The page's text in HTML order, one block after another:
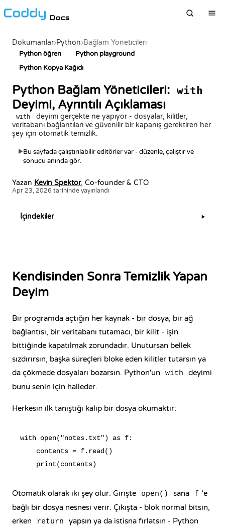
Docs
Dokümanlar›Python›Bağlam Yöneticileri
Python öğren
Python playground
Python Kopya Kağıdı
Python Bağlam Yöneticileri: with
Deyimi, Ayrıntılı Açıklaması
with
deyimi gerçekte ne yapıyor - dosyalar, kilitler,
veritabanı bağlantıları ve güvenilir bir kapanış gerektiren her
şey için otomatik temizlik.
▶Bu sayfada çalıştırılabilir editörler var - düzenle, çalıştır ve
sonucu anında gör.
Yazan Kevin Spektor, Co-founder & CTO
Apr 23, 2026 tarihinde yayınlandı
Kendisinden Sonra Temizlik Yapan
Deyim
Bir programda açtığın her kaynak - bir dosya, bir ağ
bağlantısı, bir veritabanı tutamacı, bir kilit - işin
bittiğinde kapatılmak zorundadır. Unutursan bellek
sızdırırsın, başka süreçleri bloke eden kilitler tutarsın ya
da çökmede dosyaları bozarsın. Python'un
with
deyimi
bunu senin için halleder.
Herkesin ilk tanıştığı kalıp bir dosya okumaktır:
with open("notes.txt") as f:
    contents = f.read()
Otomatik olarak iki şey olur. Girişte open() sana f 'e
bağlı bir dosya nesnesi verir. Çıkışta - blok normal bitsin,
erken
return
yapsın ya da istisna fırlatsın - Python
İçindekiler ▶